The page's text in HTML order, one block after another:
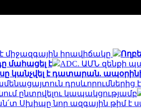
միջազգային իրավիճակը
մահացել է
ADC. ԱՄՆ զենքի
կանչվել է դատարան.
դրսևորումներից
ընտրվելու կապակցությամբ
Սխիպը նոր ազգային թիմ է